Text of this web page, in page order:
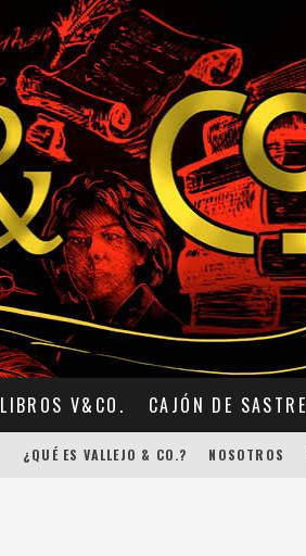
LIBROS V&CO. CAJÓN DE SASTRE
¿QUÉ ES VALLEJO & CO.? NOSOTROS